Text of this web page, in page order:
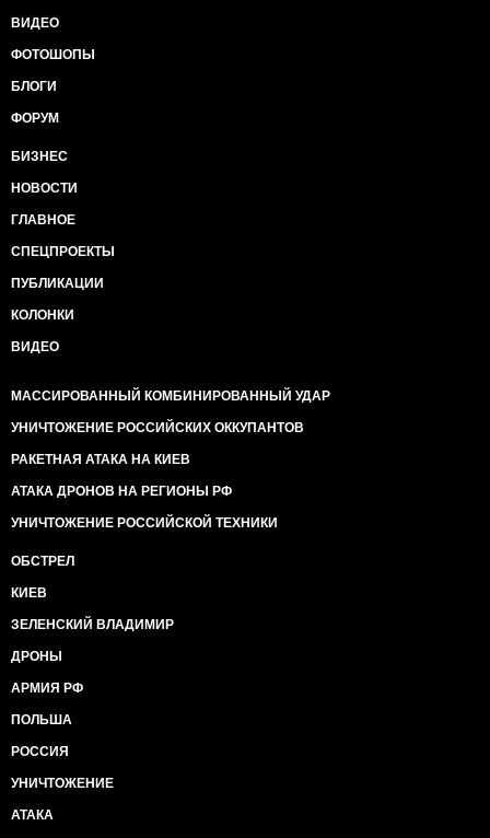
ВИДЕО
ФОТОШОПЫ
БЛОГИ
ФОРУМ
БИЗНЕС
НОВОСТИ
ГЛАВНОЕ
СПЕЦПРОЕКТЫ
ПУБЛИКАЦИИ
КОЛОНКИ
ВИДЕО
МАССИРОВАННЫЙ КОМБИНИРОВАННЫЙ УДАР
УНИЧТОЖЕНИЕ РОССИЙСКИХ ОККУПАНТОВ
РАКЕТНАЯ АТАКА НА КИЕВ
АТАКА ДРОНОВ НА РЕГИОНЫ РФ
УНИЧТОЖЕНИЕ РОССИЙСКОЙ ТЕХНИКИ
ОБСТРЕЛ
КИЕВ
ЗЕЛЕНСКИЙ ВЛАДИМИР
ДРОНЫ
АРМИЯ РФ
ПОЛЬША
РОССИЯ
УНИЧТОЖЕНИЕ
АТАКА